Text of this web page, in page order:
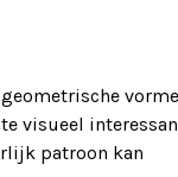
visueel
patroon kan